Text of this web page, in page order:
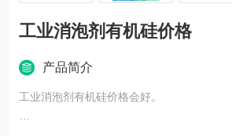
工业消泡剂有机硅价格
产品简介
工业消泡剂有机硅价格会好。